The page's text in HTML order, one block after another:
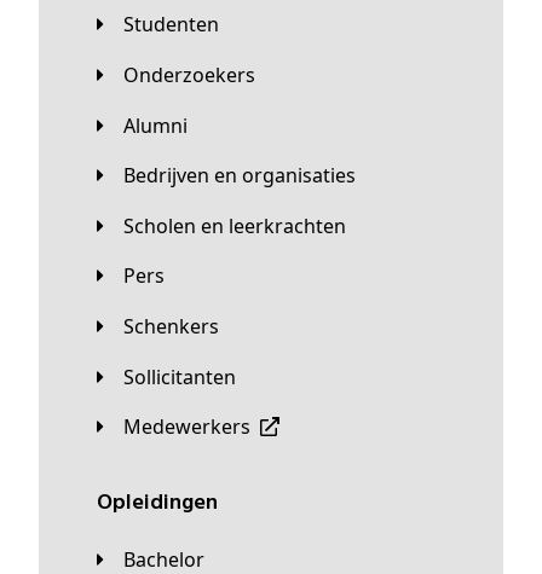
Studenten
Onderzoekers
Alumni
Bedrijven en organisaties
Scholen en leerkrachten
Pers
Schenkers
Sollicitanten
Medewerkers
Opleidingen
Bachelor